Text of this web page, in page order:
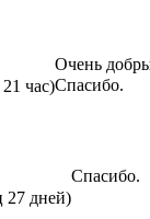
час)
Очень
Спасибо.
27 дней)
Спасибо.